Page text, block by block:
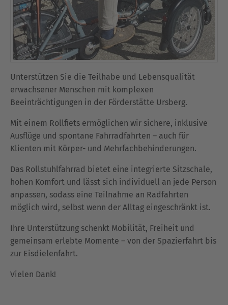
Unterstützen Sie die Teilhabe und Lebensqualität
erwachsener Menschen mit komplexen
Beeinträchtigungen in der Förderstätte Ursberg.
Mit einem Rollfiets ermöglichen wir sichere, inklusive
Ausflüge und spontane Fahrradfahrten – auch für
Klienten mit Körper- und Mehrfachbehinderungen.
Das Rollstuhlfahrrad bietet eine integrierte Sitzschale,
hohen Komfort und lässt sich individuell an jede Person
anpassen, sodass eine Teilnahme an Radfahrten
möglich wird, selbst wenn der Alltag eingeschränkt ist.
Ihre Unterstützung schenkt Mobilität, Freiheit und
gemeinsam erlebte Momente – von der Spazierfahrt bis
zur Eisdielenfahrt.
Vielen Dank!